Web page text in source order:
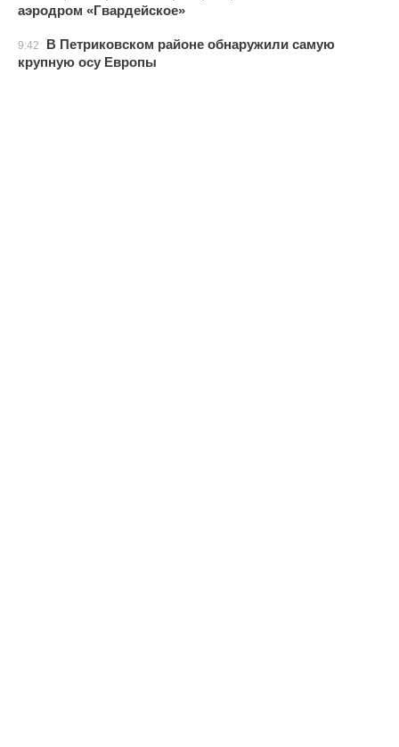
аэродром «Гвардейское»
9:42
В Петриковском районе обнаружили самую
крупную осу Европы